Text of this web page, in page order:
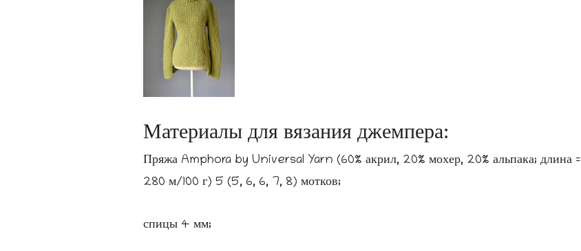
Материалы для вязания джемпера:
Пряжа Amphora by Universal Yarn (60% акрил, 20% мохер, 20% альпака; длина =
280 м/100 г) 5 (5, 6, 6, 7, 8) мотков;
спицы 4 мм;